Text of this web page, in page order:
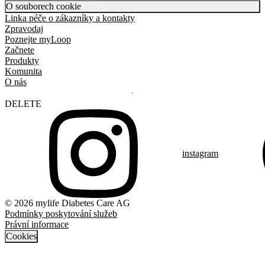
O souborech cookie
Linka péče o zákazníky a kontakty
Zpravodaj
Poznejte myLoop
Začnete
Produkty
Komunita
O nás
DELETE
instagram
© 2026 mylife Diabetes Care AG
Podmínky poskytování služeb
Právní informace
Cookies